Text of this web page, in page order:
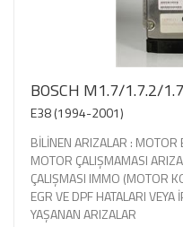
BOSCH M1.7/1.7.2/
E38 (1994-2001)
BİLİNEN ARIZALAR : MOTOR
MOTOR ÇALIŞMAMASI
ÇALIŞMASI IMMO (MOTOR
EGR VE DPF HATALARI
YAŞANAN ARIZALAR